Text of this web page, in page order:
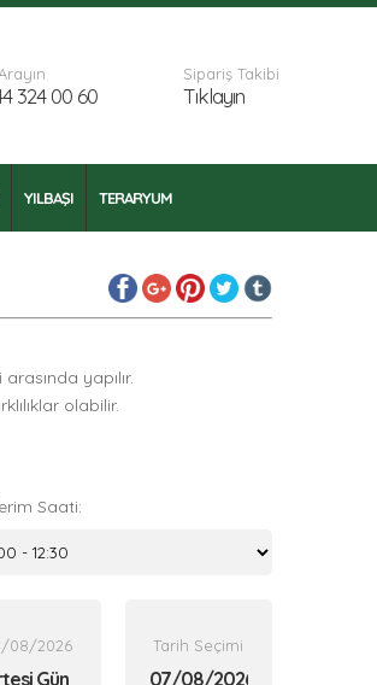
324 00 60
Sipariş Takibi
Tıklayın
YILBAŞI TERARYUM
yapılır.
olabilir.
Saati:
08/2026
Gün
Tarih Seçimi